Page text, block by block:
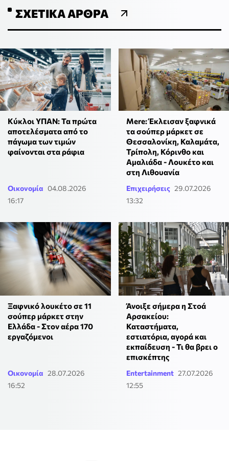
ΣΧΕΤΙΚΆ ΆΡΘΡΑ
Κύκλοι ΥΠΑΝ: Τα πρώτα
αποτελέσματα από το
πάγωμα των τιμών
φαίνονται στα ράφια
Οικονομία 04.08.2026
16:17
Mere: Έκλεισαν ξαφνικά
τα σούπερ μάρκετ σε
Θεσσαλονίκη, Καλαμάτα,
Τρίπολη, Κόρινθο και
Αμαλιάδα - Λουκέτο και
στη Λιθουανία
Επιχειρήσεις 29.07.2026
13:32
Ξαφνικό λουκέτο σε 11
σούπερ μάρκετ στην
Ελλάδα - Στον αέρα 170
εργαζόμενοι
Οικονομία 28.07.2026
16:52
Άνοιξε σήμερα η Στοά
Αρσακείου:
Καταστήματα,
εστιατόρια, αγορά και
εκπαίδευση - Τι θα βρει ο
επισκέπτης
Entertainment 27.07.2026
12:55